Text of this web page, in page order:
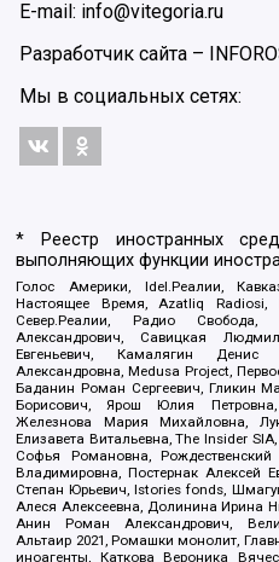
E-mail: info@vitegoria.ru
Разработчик сайта –
Мы в социальных сетях:
* Реестр иностранных
выполняющих функции
Голос Америки, Idel.Реалии,
Настоящее Время, Azatliq Radiosi,
Север.Реалии, Радио Свобода,
Александрович, Савицкая
Евгеньевич, Камалягин
Александровна, Medusa Project,
Баданин Роман Сергеевич, Гликин
Борисович, Ярош Юлия
Железнова Мария Михайловна,
Елизавета Витальевна, The Insider
Софья Романовна,
Владимировна, Постернак Алексей
Степан Юрьевич, Istories fonds,
Алеся Алексеевна, Долинина Ирина
Анин Роман Александрович,
Альтаир 2021, Ромашки монолит,
иноагенты, Каткова Вероника